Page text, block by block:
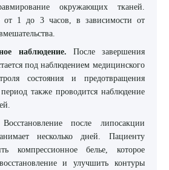
окружающих тканей.
от 1 до 3 часов, в зависимости от
наблюдение. После завершения
под наблюдением медицинского
состояния и предотвращения
также проводится наблюдение
Восстановление после липосакции
несколько дней. Пациенту
компрессионное белье, которое
и улучшить контуры